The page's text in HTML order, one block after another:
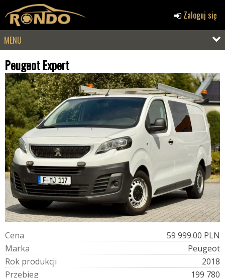
Zaloguj się
MENU
Peugeot Expert
Cena
59 999.00 PLN
Marka
Peugeot
Rok produkcji
2018
Przebieg
199 780